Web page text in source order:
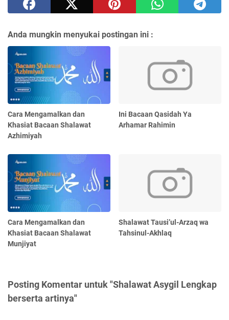
Anda mungkin menyukai postingan ini :
Cara Mengamalkan dan
Khasiat Bacaan Shalawat
Azhimiyah
Ini Bacaan Qasidah Ya
Arhamar Rahimin
Cara Mengamalkan dan
Khasiat Bacaan Shalawat
Munjiyat
Shalawat Tausi’ul-Arzaq wa
Tahsinul-Akhlaq
Posting Komentar untuk "Shalawat Asygil Lengkap
berserta artinya"